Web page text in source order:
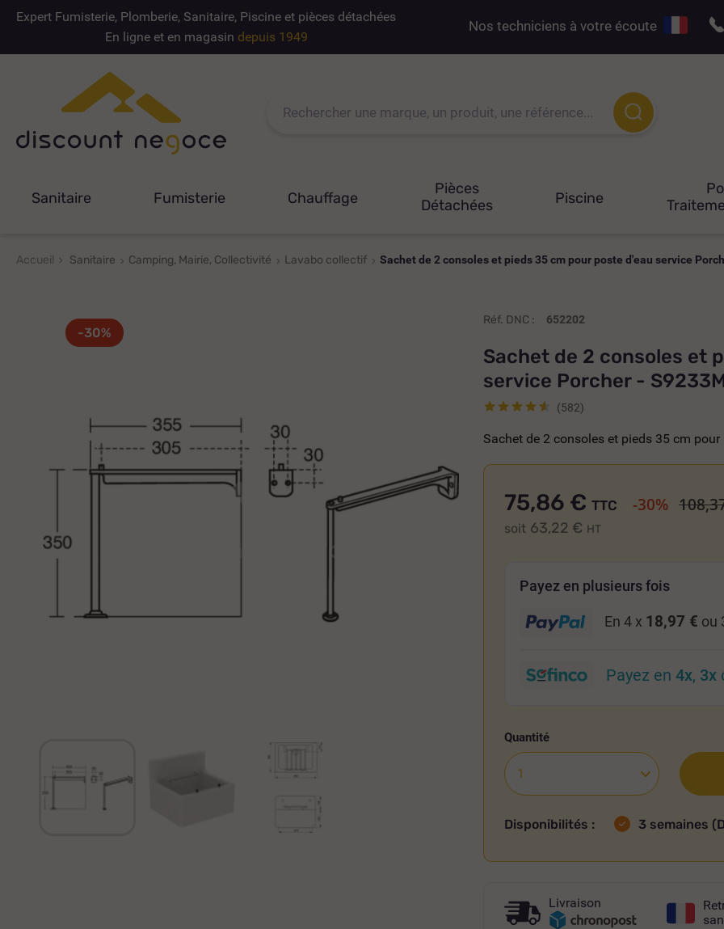
Expert Fumisterie, Plomberie, Sanitaire, Piscine et pièces détachées
En ligne et en magasin depuis 1949
Nos techniciens à votre écoute
Sanitaire Fumisterie Chauffage
Pièces
Détachées
Piscine
Accueil Sanitaire Camping, Mairie, Collectivité Lavabo collectif Sachet de 2 consoles et pieds 35 cm pour poste d'eau service
-30%
Réf. DNC : 652202
Sachet de 2 consoles et
service Porcher -
(582)
Sachet de 2 consoles et pieds 35 cm
75,86 €
soit 63,22 € HT
TTC -30%
Payez en plusieurs fois
En 4 x 18,97 € ou
Payez en4x, 3x
Quantité
Disponibilités : 3 semaines
Livraison